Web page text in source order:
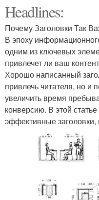
Headlines:
Почему Заголовки Так
В эпоху
одним из ключевых
привлечет ли ваш
Хорошо написанный
привлечь читателя, но и
увеличить время
конверсию. В этой
эффективные заголовки,